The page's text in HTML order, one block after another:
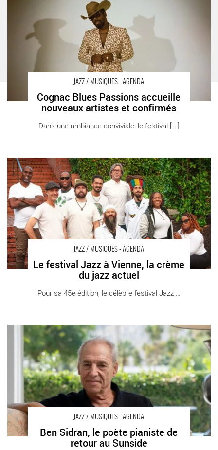
JAZZ / MUSIQUES - AGENDA
Cognac Blues Passions accueille
nouveaux artistes et confirmés
Dans une ambiance conviviale, le festival [...]
confirmés - Critique sortie Jazz / Musiques Cognac Cognac
JAZZ / MUSIQUES - AGENDA
Le festival Jazz à Vienne, la crème
du jazz actuel
Pour sa 45e édition, le célèbre festival Jazz [...]
Le festival Jazz à Vienne, la crème du jazz actuel - Critique
sortie Jazz / Musiques Vienne Jazz à Vienne
JAZZ / MUSIQUES - AGENDA
Ben Sidran, le poète pianiste de
retour au Sunside
Ben Sidran, le poète pianiste de retour au Sunside - Critique
sortie Jazz / Musiques 75 001 Paris Sunset Sunside